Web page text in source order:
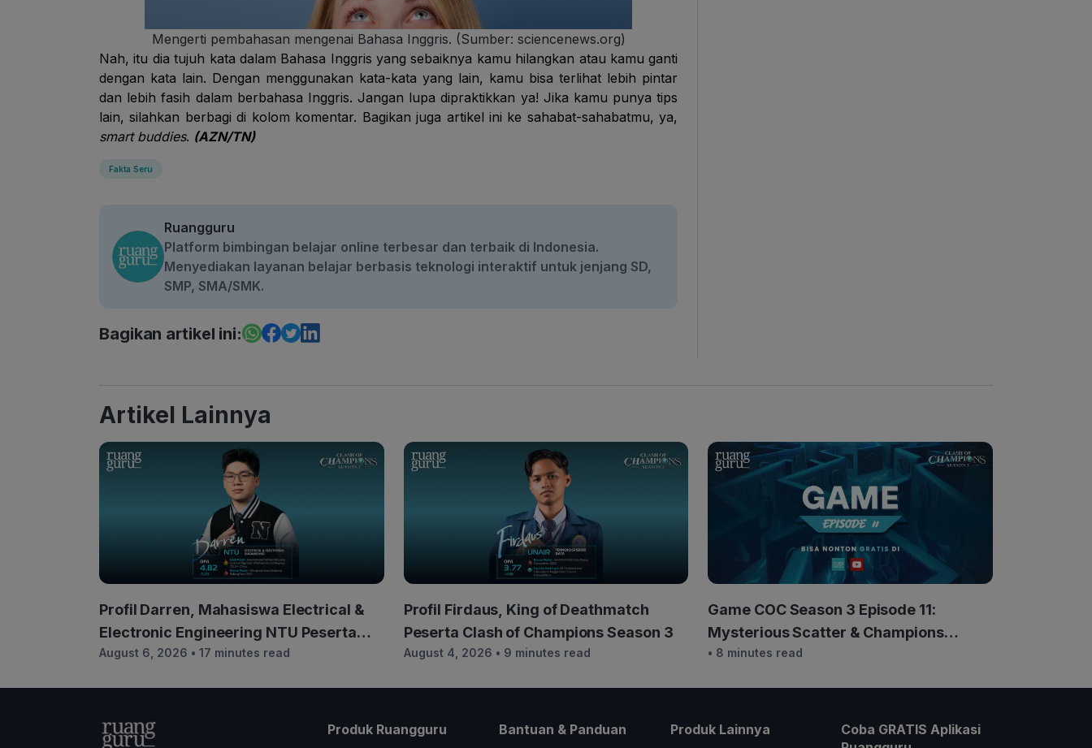
Mengerti pembahasan mengenai Bahasa Inggris. (Sumber: sciencenews.org)
Nah, itu dia tujuh kata dalam Bahasa Inggris yang sebaiknya kamu hilangkan atau kamu ganti
dengan kata lain. Dengan menggunakan kata-kata yang lain, kamu bisa terlihat lebih pintar
dan lebih fasih dalam berbahasa Inggris. Jangan lupa dipraktikkan ya! Jika kamu punya tips
lain, silahkan berbagi di kolom komentar. Bagikan juga artikel ini ke sahabat-sahabatmu, ya,
smart buddies. (AZN/TN)
Fakta Seru
Ruangguru
Platform bimbingan belajar online terbesar dan terbaik di Indonesia.
Menyediakan layanan belajar berbasis teknologi interaktif untuk jenjang SD,
SMP, SMA/SMK.
Bagikan artikel ini:
Artikel Lainnya
Profil Darren, Mahasiswa Electrical &
Electronic Engineering NTU Peserta
COC Season 3
August 6, 2026 • 17 minutes read
Profil Firdaus, King of Deathmatch
Peserta Clash of Champions Season 3
August 4, 2026 • 9 minutes read
Game COC Season 3 Episode 11:
Mysterious Scatter & Champions
Residence
• 8 minutes read
Produk Ruangguru Bantuan & Panduan Produk Lainnya
Coba GRATIS Aplikasi